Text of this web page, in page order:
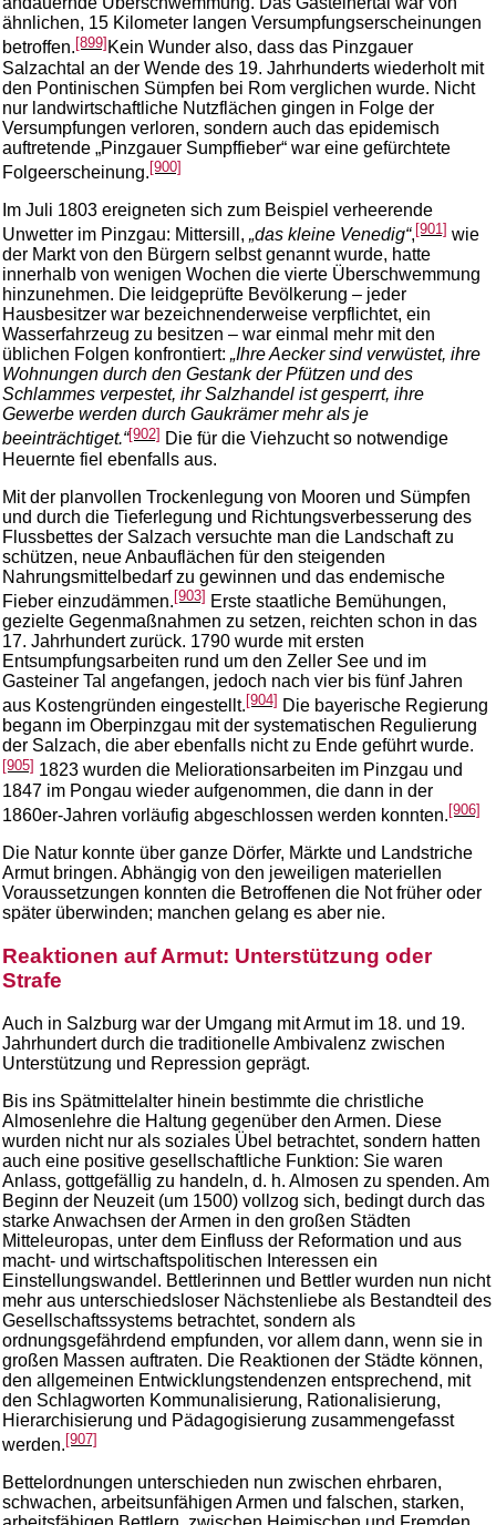
ähnlichen, 15 Kilometer langen Versumpfungserscheinungen
betroffen.[899] Kein Wunder also, dass das Pinzgauer
Salzachtal an der Wende des 19. Jahrhunderts wiederholt mit
den Pontinischen Sümpfen bei Rom verglichen wurde. Nicht
nur landwirtschaftliche Nutzflächen gingen in Folge der
Versumpfungen verloren, sondern auch das epidemisch
auftretende „Pinzgauer Sumpffieber“ war eine gefürchtete
Folgeerscheinung. [900]
Im Juli 1803 ereigneten sich zum Beispiel verheerende
Unwetter im Pinzgau: Mittersill, „das kleine Venedig“, [901] wie
der Markt von den Bürgern selbst genannt wurde, hatte
innerhalb von wenigen Wochen die vierte Überschwemmung
hinzunehmen. Die leidgeprüfte Bevölkerung – jeder
Hausbesitzer war bezeichnenderweise verpflichtet, ein
Wasserfahrzeug zu besitzen – war einmal mehr mit den
üblichen Folgen konfrontiert: „Ihre Aecker sind verwüstet, ihre
Wohnungen durch den Gestank der Pfützen und des
Schlammes verpestet, ihr Salzhandel ist gesperrt, ihre
Gewerbe werden durch Gaukrämer mehr als je
beeinträchtiget.“[902] Die für die Viehzucht so notwendige
Heuernte fiel ebenfalls aus.
Mit der planvollen Trockenlegung von Mooren und Sümpfen
und durch die Tieferlegung und Richtungsverbesserung des
Flussbettes der Salzach versuchte man die Landschaft zu
schützen, neue Anbauflächen für den steigenden
Nahrungsmittelbedarf zu gewinnen und das endemische
Fieber einzudämmen. [903] Erste staatliche Bemühungen,
gezielte Gegenmaßnahmen zu setzen, reichten schon in das
17. Jahrhundert zurück. 1790 wurde mit ersten
Entsumpfungsarbeiten rund um den Zeller See und im
Gasteiner Tal angefangen, jedoch nach vier bis fünf Jahren
aus Kostengründen eingestellt. [904] Die bayerische Regierung
begann im Oberpinzgau mit der systematischen Regulierung
der Salzach, die aber ebenfalls nicht zu Ende geführt wurde.
[905] 1823 wurden die Meliorationsarbeiten im Pinzgau und
1847 im Pongau wieder aufgenommen, die dann in der
1860er-Jahren vorläufig abgeschlossen werden konnten. [906]
Die Natur konnte über ganze Dörfer, Märkte und Landstriche
Armut bringen. Abhängig von den jeweiligen materiellen
Voraussetzungen konnten die Betroffenen die Not früher oder
später überwinden; manchen gelang es aber nie.
Reaktionen auf Armut: Unterstützung oder
Strafe
Auch in Salzburg war der Umgang mit Armut im 18. und 19.
Jahrhundert durch die traditionelle Ambivalenz zwischen
Unterstützung und Repression geprägt.
Bis ins Spätmittelalter hinein bestimmte die christliche
Almosenlehre die Haltung gegenüber den Armen. Diese
wurden nicht nur als soziales Übel betrachtet, sondern hatten
auch eine positive gesellschaftliche Funktion: Sie waren
Anlass, gottgefällig zu handeln, d. h. Almosen zu spenden. Am
Beginn der Neuzeit (um 1500) vollzog sich, bedingt durch das
starke Anwachsen der Armen in den großen Städten
Mitteleuropas, unter dem Einfluss der Reformation und aus
macht- und wirtschaftspolitischen Interessen ein
Einstellungswandel. Bettlerinnen und Bettler wurden nun nicht
mehr aus unterschiedsloser Nächstenliebe als Bestandteil des
Gesellschaftssystems betrachtet, sondern als
ordnungsgefährdend empfunden, vor allem dann, wenn sie in
großen Massen auftraten. Die Reaktionen der Städte können,
den allgemeinen Entwicklungstendenzen entsprechend, mit
den Schlagworten Kommunalisierung, Rationalisierung,
Hierarchisierung und Pädagogisierung zusammengefasst
werden.[907]
Bettelordnungen unterschieden nun zwischen ehrbaren,
schwachen, arbeitsunfähigen Armen und falschen, starken,